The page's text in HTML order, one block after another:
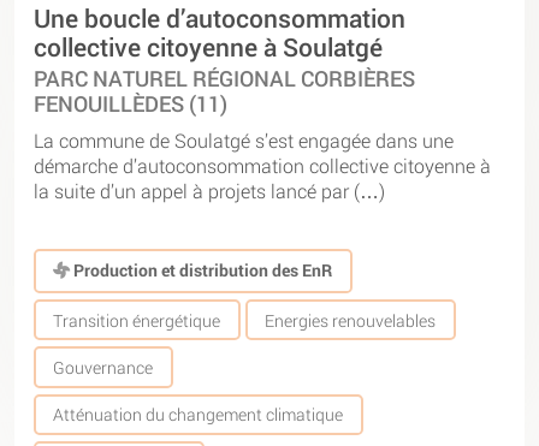
Une boucle d’autoconsommation
collective citoyenne à Soulatgé
PARC NATUREL RÉGIONAL CORBIÈRES
FENOUILLÈDES (11)
La commune de Soulatgé s’est engagée dans une
démarche d’autoconsommation collective citoyenne à
la suite d’un appel à projets lancé par (…)
Production et distribution des EnR
Transition énergétique Energies renouvelables
Gouvernance
Atténuation du changement climatique